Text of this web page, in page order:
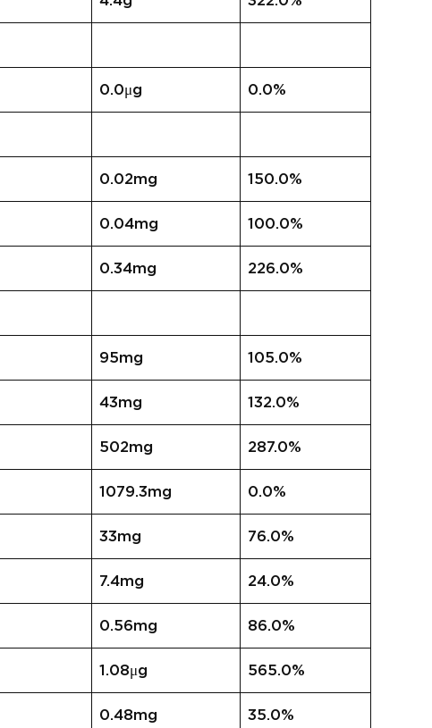
0.0μg 0.0%
0.02mg 150.0%
0.04mg 100.0%
0.34mg 226.0%
95mg 105.0%
43mg 132.0%
502mg 287.0%
1079.3mg 0.0%
33mg 76.0%
7.4mg 24.0%
0.56mg 86.0%
1.08μg 565.0%
0.48mg 35.0%